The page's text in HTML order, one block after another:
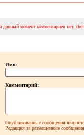
данный момент комментариев нет.
Имя:
Комментарий:
Опубликованные сообщения
Редакция за размещенные сообщения